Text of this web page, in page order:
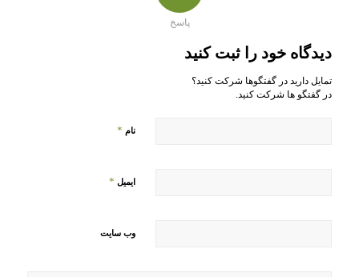
پاسخ
دیدگاه خود را ثبت کنید
تمایل دارید در گفتگوها شرکت کنید؟
در گفتگو ها شرکت کنید.
نام *
ایمیل *
وب‌ سایت